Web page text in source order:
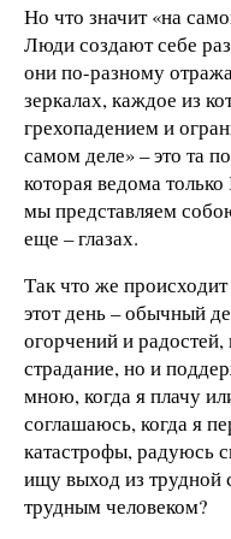
Но что значит «на
Люди создают себе
они по-разному
зеркалах, каждое из
грехопадением и
самом деле» – это та
которая ведома
мы представляем
еще – глазах.
Так что же
этот день – обычный
огорчений и
страдание, но и
мною, когда я плачу
соглашаюсь, когда я
катастрофы, радуюсь
ищу выход из трудной
трудным человеком?